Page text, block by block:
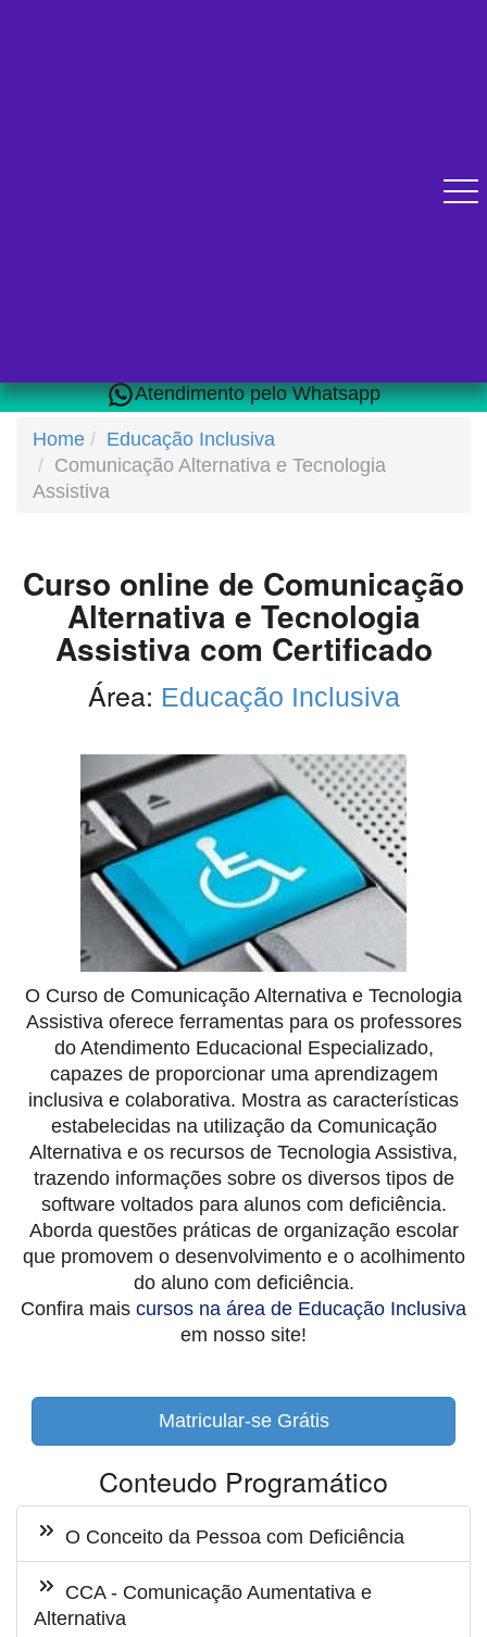
Atendimento pelo Whatsapp
Home
Educação Inclusiva
Comunicação Alternativa e Tecnologia
Assistiva
Curso online de Comunicação
Alternativa e Tecnologia
Assistiva com Certificado
Área: Educação Inclusiva
O Curso de Comunicação Alternativa e Tecnologia
Assistiva oferece ferramentas para os professores
do Atendimento Educacional Especializado,
capazes de proporcionar uma aprendizagem
inclusiva e colaborativa. Mostra as características
estabelecidas na utilização da Comunicação
Alternativa e os recursos de Tecnologia Assistiva,
trazendo informações sobre os diversos tipos de
software voltados para alunos com deficiência.
Aborda questões práticas de organização escolar
que promovem o desenvolvimento e o acolhimento
do aluno com deficiência.
Confira mais cursos na área de Educação Inclusiva
em nosso site!
Matricular-se Grátis
Conteudo Programático
O Conceito da Pessoa com Deficiência
CCA - Comunicação Aumentativa e
Alternativa